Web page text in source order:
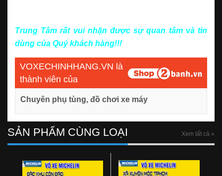
Trung Tâm rất vui nhận được sự quan tâm và tin
dùng của Quý khách hàng!!!
VOXECHINHHANG.VN là
thành viên của
Chuyên phụ tùng, đồ chơi xe máy
SẢN PHẨM CÙNG LOẠI Xem tất cả »